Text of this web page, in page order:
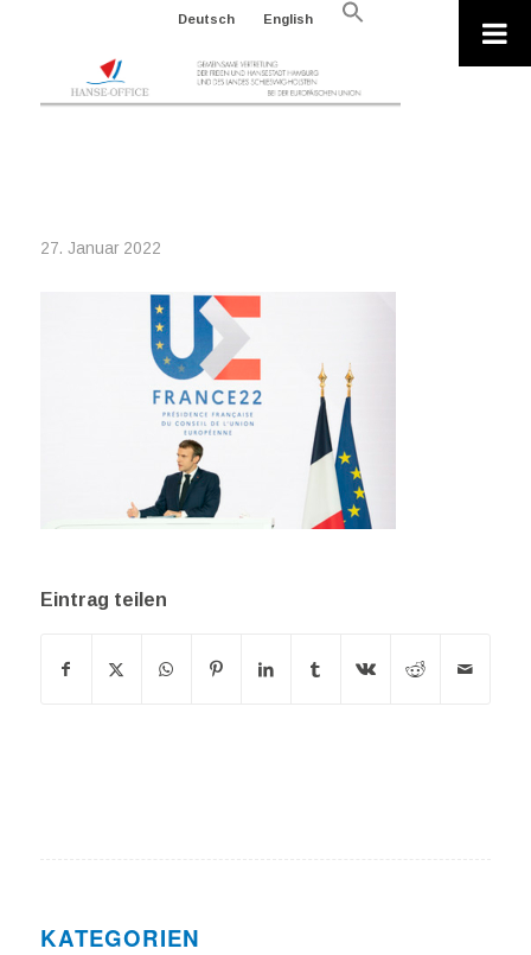
Deutsch English
Search
27. Januar 2022
Eintrag teilen
KATEGORIEN